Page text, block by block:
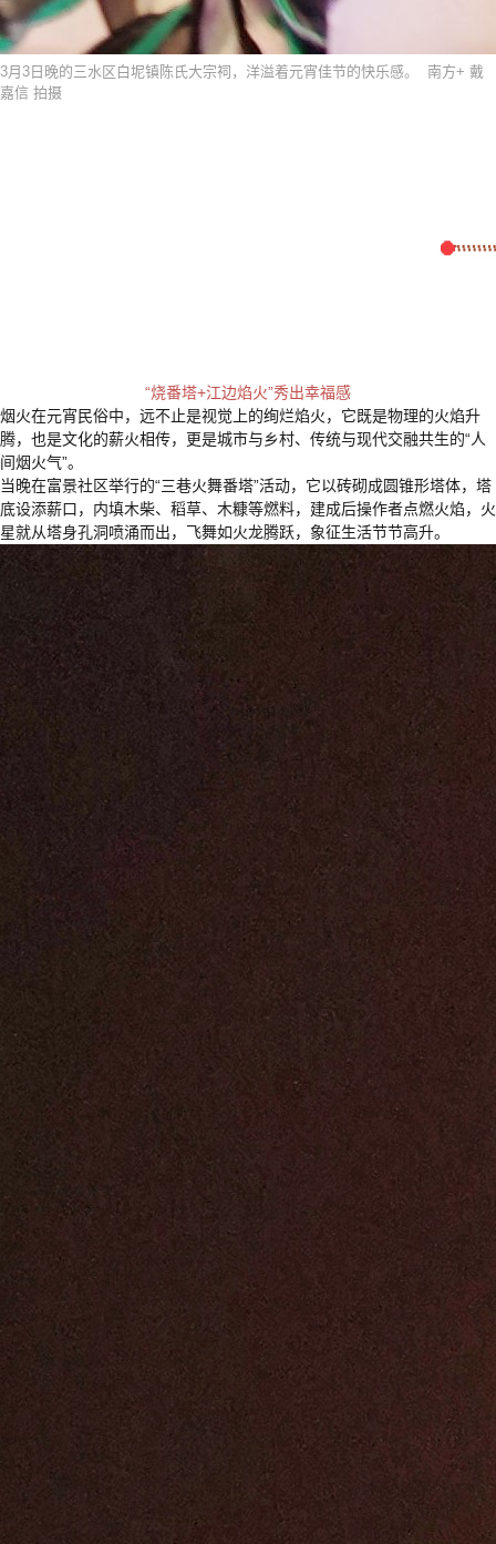
3月3日晚的三水区白坭镇陈氏大宗祠，洋溢着元宵佳节的快乐感。 南方+ 戴
嘉信 拍摄
“烧番塔+江边焰火”秀出幸福感
烟火在元宵民俗中，远不止是视觉上的绚烂焰火，它既是物理的火焰升
腾，也是文化的薪火相传，更是城市与乡村、传统与现代交融共生的“人
间烟火气”。
当晚在富景社区举行的“三巷火舞番塔”活动，它以砖砌成圆锥形塔体，塔
底设添薪口，内填木柴、稻草、木糠等燃料，建成后操作者点燃火焰，火
星就从塔身孔洞喷涌而出，飞舞如火龙腾跃，象征生活节节高升。